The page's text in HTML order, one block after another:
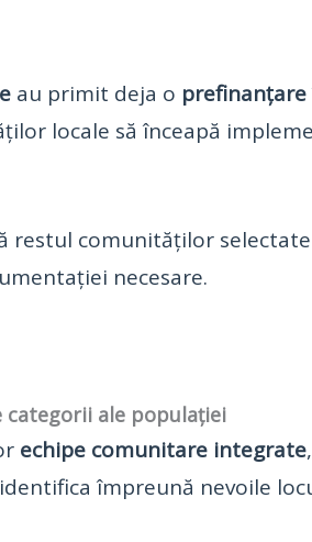
au primit deja o prefinanțare
locale să înceapă
restul comunităților
necesare.
ale populației
echipe comunitare integrate
împreună nevoile